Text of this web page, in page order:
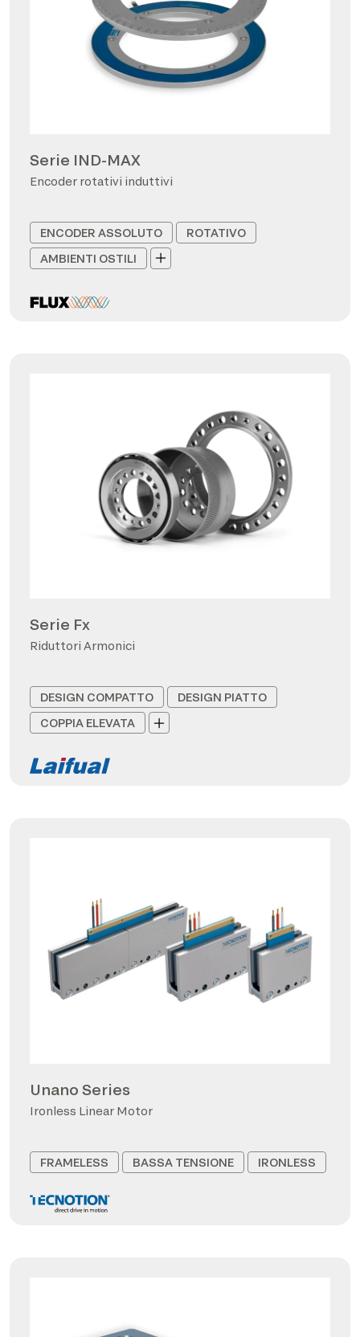
Serie IND-MAX
Encoder rotativi induttivi
ENCODER ASSOLUTO
ROTATIVO
AMBIENTI OSTILI
Serie Fx
Riduttori Armonici
DESIGN COMPATTO
DESIGN PIATTO
COPPIA ELEVATA
Unano Series
Ironless Linear Motor
FRAMELESS BASSA TENSIONE IRONLESS